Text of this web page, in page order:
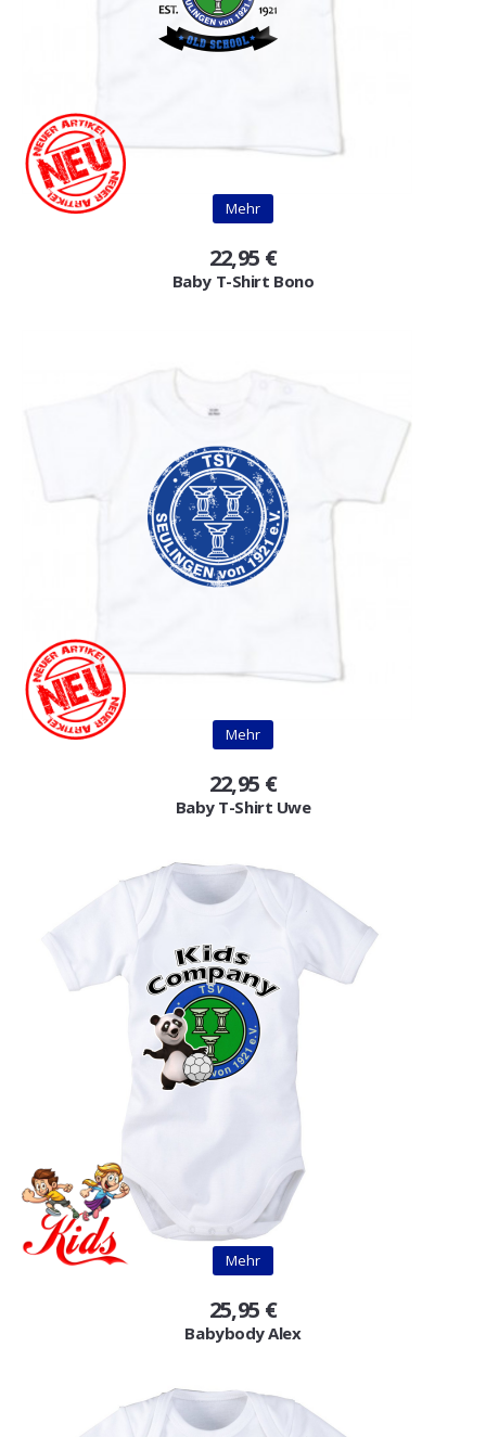
Mehr
22,95 €
Baby T-Shirt Bono
Mehr
22,95 €
Baby T-Shirt Uwe
Mehr
25,95 €
Babybody Alex